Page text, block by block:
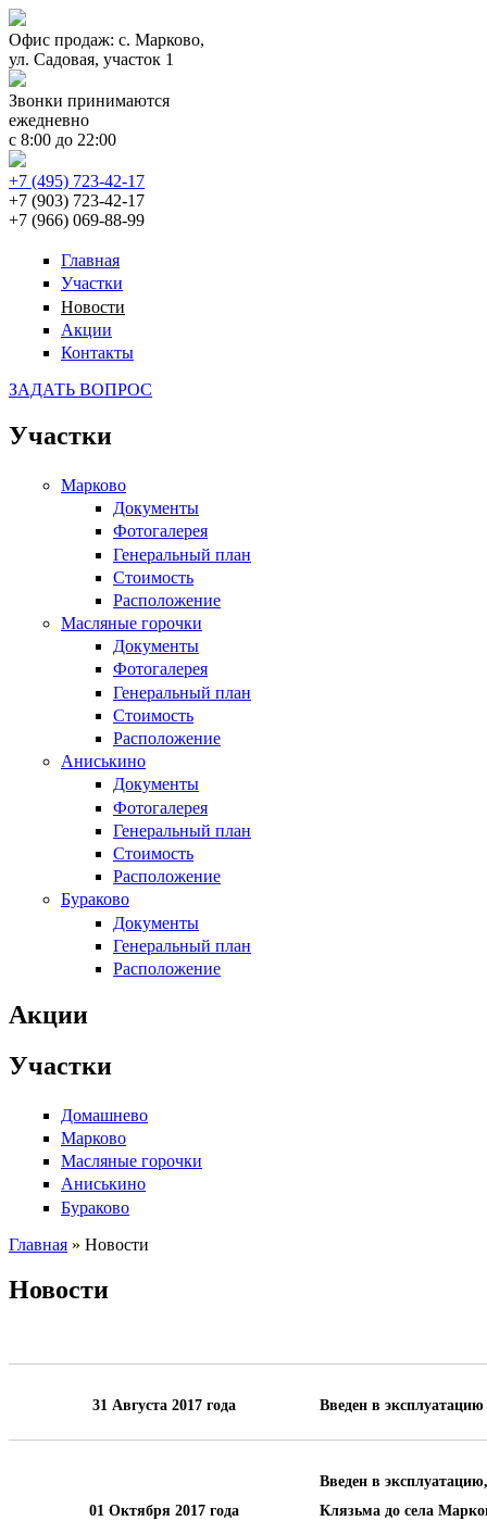
Перейти к основному содержанию
Офис продаж: с. Марково,
ул. Садовая, участок 1
Звонки принимаются
ежедневно
c 8:00 до 22:00
+7 (495) 723-42-17
+7 (903) 723-42-17
+7 (966) 069-88-99
Главная
Участки
Новости
Акции
Контакты
ЗАДАТЬ ВОПРОС
Участки
Марково
Документы
Фотогалерея
Генеральный план
Стоимость
Расположение
Масляные горочки
Документы
Фотогалерея
Генеральный план
Стоимость
Расположение
Аниськино
Документы
Фотогалерея
Генеральный план
Стоимость
Расположение
Бураково
Документы
Генеральный план
Расположение
Акции
Участки
Домашнево
Марково
Масляные горочки
Аниськино
Бураково
Главная » Новости
Новости
31 Августа 2017 года Введен в
01 Октября 2017 года
Введен в
Клязьма до села